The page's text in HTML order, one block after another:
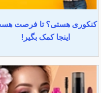
کنکوری هستی؟ تا فرصت
اینجا کمک بگیر!